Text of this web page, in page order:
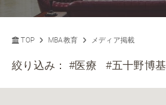
TOP MBA教育 メディア掲載
絞り込み：#医療 #五十野博基